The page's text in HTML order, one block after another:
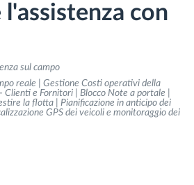
di guida
lavoro
del cronotachigrafo
con
sul campo
reale | Gestione Costi operativi della
Clienti e Fornitori | Blocco Note a portale |
la flotta | Pianificazione in anticipo dei
GPS dei veicoli e monitoraggio dei